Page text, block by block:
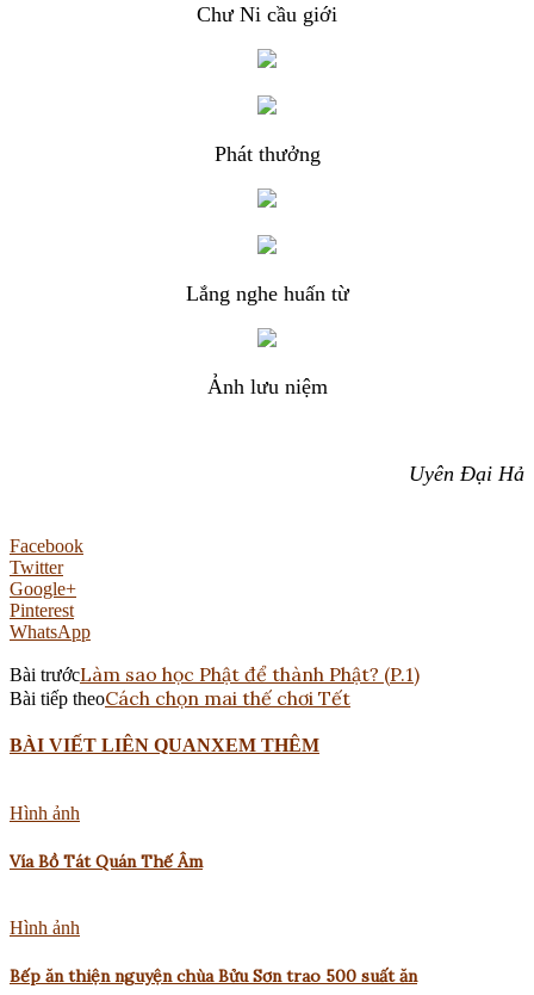
Chư Ni cầu giới
Phát thưởng
Lắng nghe huấn từ
Ảnh lưu niệm
Uyên Đại Hả
Facebook
Twitter
Google+
Pinterest
WhatsApp
Bài trướcLàm sao học Phật để thành Phật? (P.1)
Bài tiếp theoCách chọn mai thế chơi Tết
BÀI VIẾT LIÊN QUANXEM THÊM
Hình ảnh
Vía Bồ Tát Quán Thế Âm
Hình ảnh
Bếp ăn thiện nguyện chùa Bửu Sơn trao 500 suất ăn